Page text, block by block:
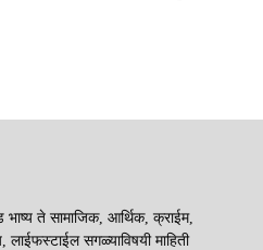
ते सामाजिक, आर्थिक, क्राईम,
सगळ्याविषयी माहिती